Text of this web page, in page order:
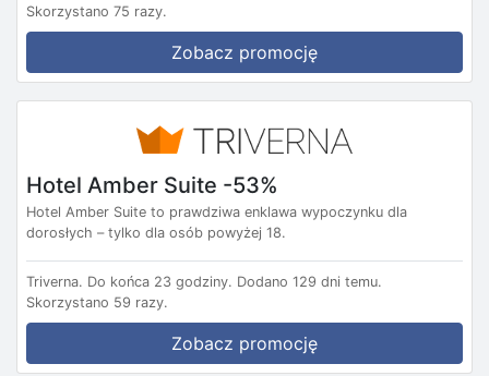
Skorzystano 75 razy.
Zobacz promocję
Hotel Amber Suite -53%
Hotel Amber Suite to prawdziwa enklawa wypoczynku dla
dorosłych – tylko dla osób powyżej 18.
Triverna. Do końca 23 godziny. Dodano 129 dni temu.
Skorzystano 59 razy.
Zobacz promocję